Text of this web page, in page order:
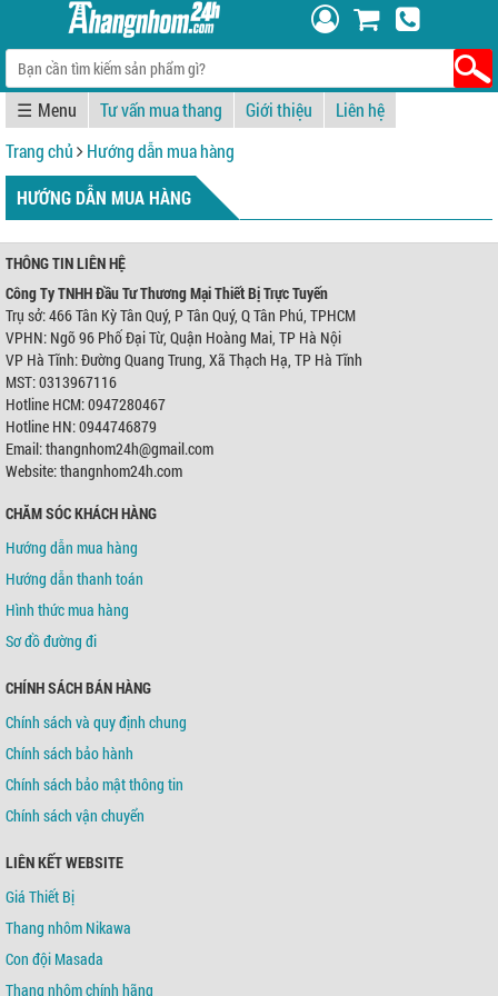
☰ Tư vấn mua thang Giới thiệu
Liên hệ
Trang chủ
Hướng dẫn mua hàng
HƯỚNG DẪN MUA HÀNG
THÔNG TIN LIÊN HỆ
Công Ty TNHH Đầu Tư Thương Mại Thiết Bị Trực Tuyến
Trụ sở: 466 Tân Kỳ Tân Quý, P Tân Quý, Q Tân Phú, TPHCM
VPHN: Ngõ 96 Phố Đại Từ, Quận Hoàng Mai, TP Hà Nội
VP Hà Tĩnh: Đường Quang Trung, Xã Thạch Hạ, TP Hà Tĩnh
MST: 0313967116
Hotline HCM: 0947280467
Hotline HN: 0944746879
Email: thangnhom24h@gmail.com
Website: thangnhom24h.com
CHĂM SÓC KHÁCH HÀNG
Hướng dẫn mua hàng
Hướng dẫn thanh toán
Hình thức mua hàng
Sơ đồ đường đi
CHÍNH SÁCH BÁN HÀNG
Chính sách và quy định chung
Chính sách bảo hành
Chính sách bảo mật thông tin
Chính sách vận chuyển
LIÊN KẾT WEBSITE
Giá Thiết Bị
Thang nhôm Nikawa
Con đội Masada
Thang nhôm chính hãng